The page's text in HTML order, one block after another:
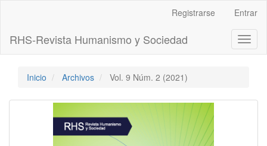
principal
Barra
Registrarse Entrar
RHS-Revista Humanismo y Sociedad
Inicio Archivos Vol. 9 Núm. 2 (2021)